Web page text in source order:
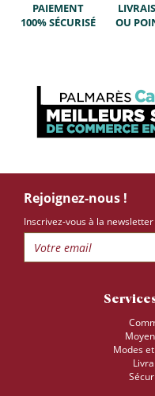
PAIEMENT
100% SÉCURISÉ
OU
Rejoignez-nous !
Inscrivez-vous à la
Modes